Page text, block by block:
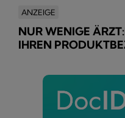
ANZEIGE
NUR WENIGE
IHREN